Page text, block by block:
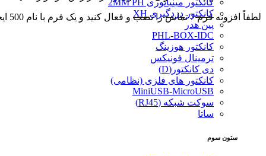
کانکتور دزدگیری XH
پین هدر
PHL-BOX-IDC
کانکتور هوزینگ
ترمینال فونیکس
دی کانکتور(D)
کانکتور های فلزی (نظامی)
MiniUSB-MicroUSB
سوکت شبکه (RJ45)
ساتا
ستون سوم
لطفاً افزونه فرم 7 تماس را نصب و فعال کنید و یک فرم با نام 500 ایجاد کنید.